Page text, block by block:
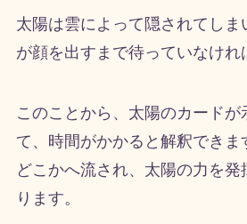
太陽は雲によって隠されてしま
が顔を出すまで待っていなけれ
このことから、太陽のカードが
て、時間がかかると解釈できま
どこかへ流され、太陽の力を
ります。